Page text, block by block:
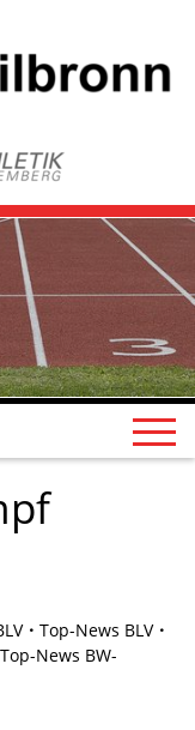
Top-News BLV
Top-News BW-